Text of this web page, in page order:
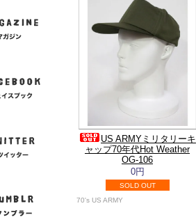
US ARMYミリタリーキ
ャップ70年代Hot Weather
OG-106
0円
SOLD OUT
70's US ARMY